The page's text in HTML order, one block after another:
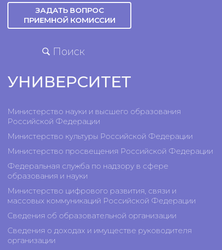
ЗАДАТЬ ВОПРОС
ПРИЕМНОЙ КОМИССИИ
Поиск
УНИВЕРСИТЕТ
Министерство науки и высшего образования
Российской Федерации
Министерство культуры Российской Федерации
Министерство просвещения Российской Федерации
Федеральная служба по надзору в сфере
образования и науки
Министерство цифрового развития, связи и
массовых коммуникаций Российской Федерации
Сведения об образовательной организации
Сведения о доходах и имуществе руководителя
организации